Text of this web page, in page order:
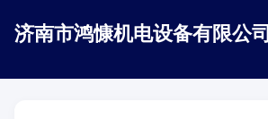
济南市鸿慷机电设备有限公司